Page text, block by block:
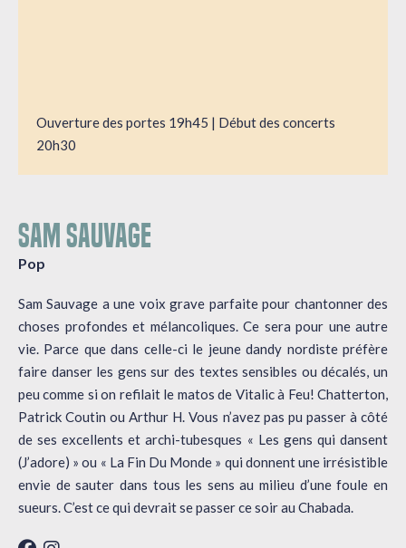
Ouverture des portes 19h45 | Début des concerts
20h30
SAM SAUVAGE
Pop
Sam Sauvage a une voix grave parfaite pour chantonner des
choses profondes et mélancoliques. Ce sera pour une autre
vie. Parce que dans celle-ci le jeune dandy nordiste préfère
faire danser les gens sur des textes sensibles ou décalés, un
peu comme si on refilait le matos de Vitalic à Feu! Chatterton,
Patrick Coutin ou Arthur H. Vous n’avez pas pu passer à côté
de ses excellents et archi-tubesques « Les gens qui dansent
(J’adore) » ou « La Fin Du Monde » qui donnent une irrésistible
envie de sauter dans tous les sens au milieu d’une foule en
sueurs. C’est ce qui devrait se passer ce soir au Chabada.